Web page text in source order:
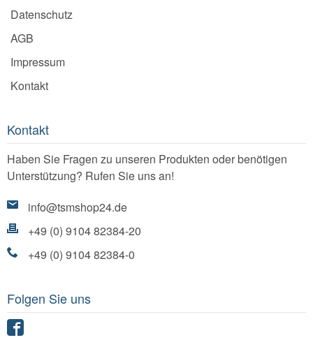
Datenschutz
AGB
Impressum
Kontakt
Kontakt
Haben Sie Fragen zu unseren Produkten oder benötigen
Unterstützung? Rufen Sie uns an!
info@tsmshop24.de
+49 (0) 9104 82384-20
+49 (0) 9104 82384-0
Folgen Sie uns